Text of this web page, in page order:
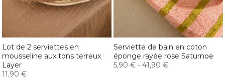
Lot de 2 serviettes en
mousseline aux tons terreux
Layer
11,90 €
Serviette de bain en coton
éponge rayée rose Saturnoe
5,90 € - 41,90 €